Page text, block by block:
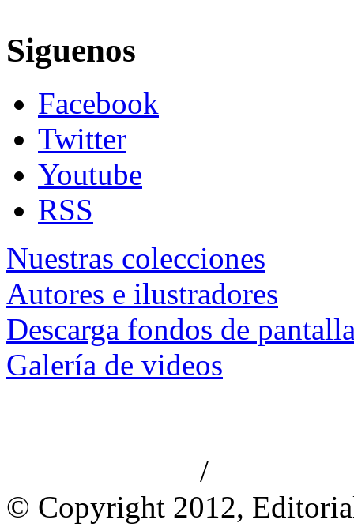
Siguenos
Facebook
Twitter
Youtube
RSS
Nuestras colecciones
Autores e ilustradores
Descarga fondos de
Galería de videos
/
© Copyright 2012,